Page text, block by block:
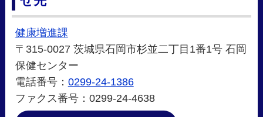
健康増進課
〒315-0027 茨城県石岡市杉並二丁目1番1号 石岡
保健センター
電話番号： 0299-24-1386
ファクス番号：0299-24-4638